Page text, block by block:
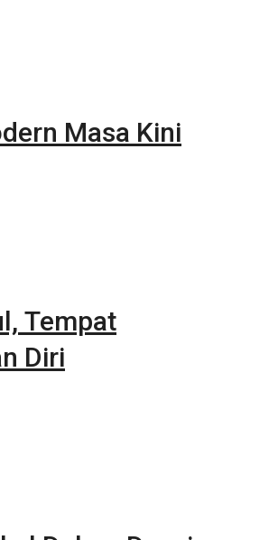
Masa Kini
Tempat
Diri